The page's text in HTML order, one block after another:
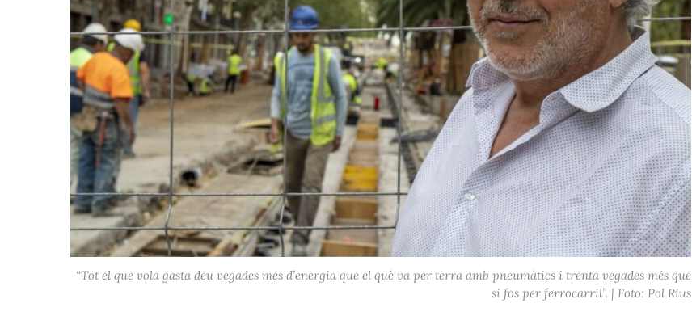
“Tot el que vola gasta deu vegades més d’energia que el què va per terra amb pneumàtics i trenta vegades més que
si fos per ferrocarril”. | Foto: Pol Rius